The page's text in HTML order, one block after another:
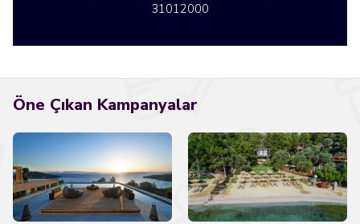
31012000
Öne Çıkan Kampanyalar